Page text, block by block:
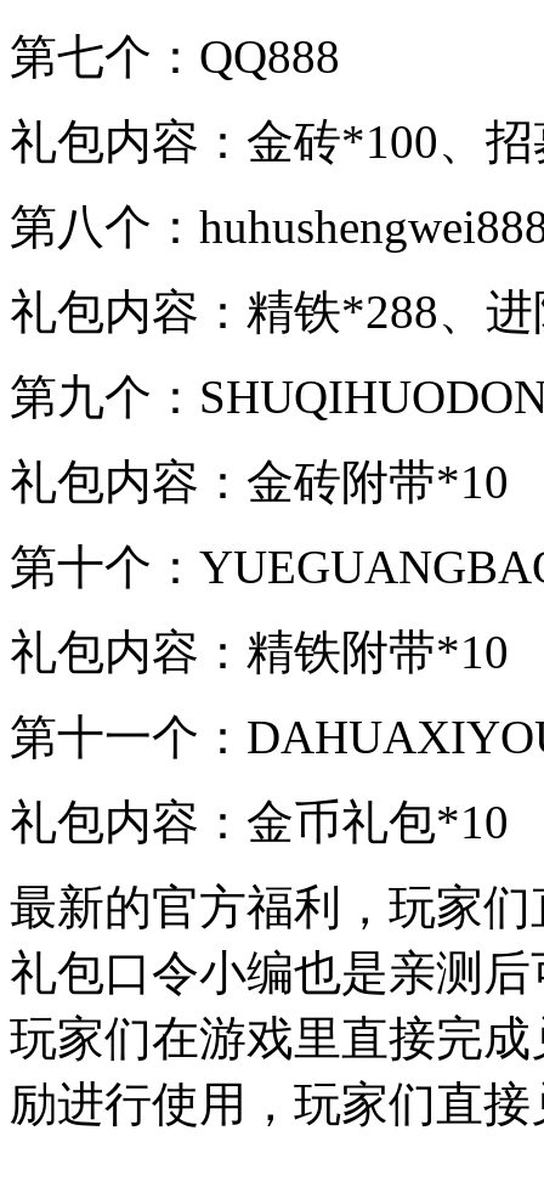
第七个：QQ888
礼包内容：金砖*100、
第八个：
礼包内容：精铁*288、
第九个：
礼包内容：金砖附带*10
第十个：
礼包内容：精铁附带*10
第十一个：
礼包内容：金币礼包*10
最新的官方福利，玩家
礼包口令小编也是亲测
玩家们在游戏里直接完
励进行使用，玩家们直